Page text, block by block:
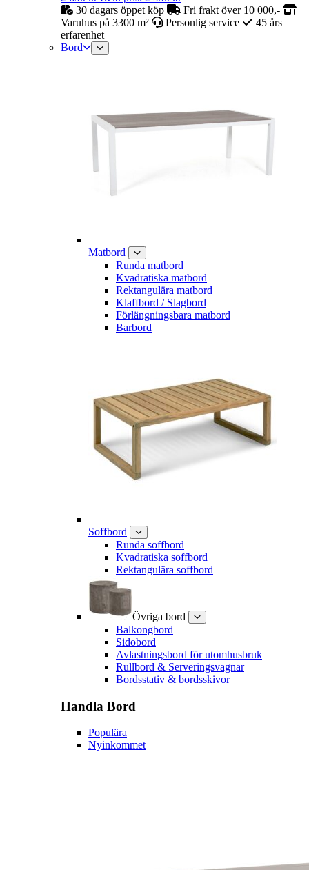
30 dagars öppet köp
Fri frakt över 10 000,-
Varuhus på 3300 m²
Personlig service
45 års
erfarenhet
Bord
Matbord
Runda matbord
Kvadratiska matbord
Rektangulära matbord
Klaffbord / Slagbord
Förlängningsbara matbord
Barbord
Soffbord
Runda soffbord
Kvadratiska soffbord
Rektangulära soffbord
Övriga bord
Balkongbord
Sidobord
Avlastningsbord för utomhusbruk
Rullbord & Serveringsvagnar
Bordsstativ & bordsskivor
Handla Bord
Populära
Nyinkommet